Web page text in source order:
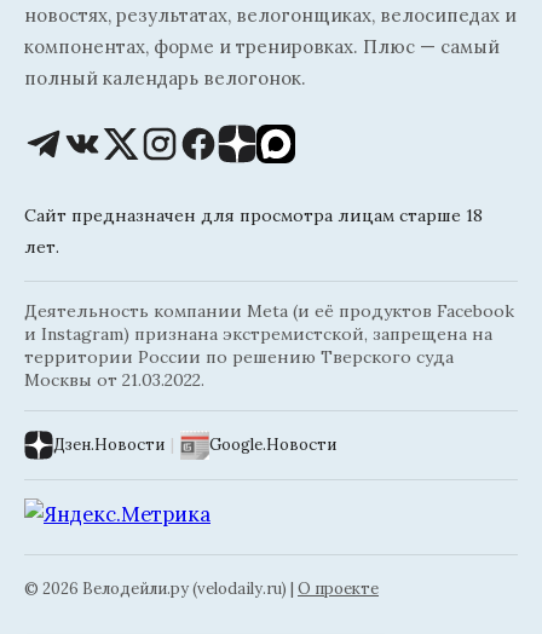
новостях, результатах, велогонщиках, велосипедах и
компонентах, форме и тренировках. Плюс — самый
полный календарь велогонок.
Сайт предназначен для просмотра лицам старше 18
лет.
Деятельность компании Meta (и её продуктов Facebook
и Instagram) признана экстремистской, запрещена на
территории России по решению Тверского суда
Москвы от 21.03.2022.
Дзен.Новости | Google.Новости
© 2026 Велодейли.ру (velodaily.ru) | О проекте